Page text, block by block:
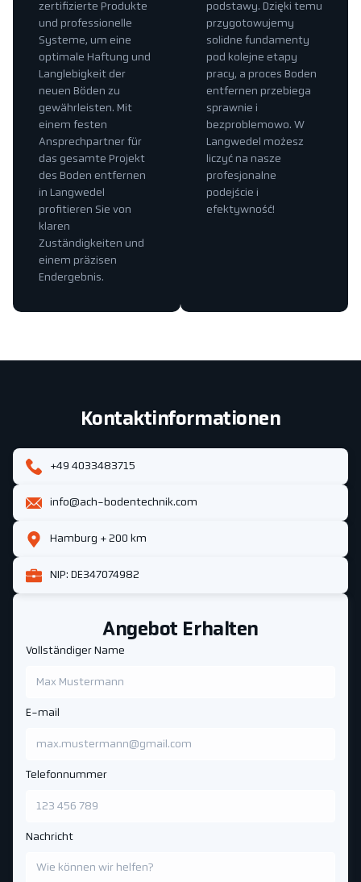
podstawy. Dzięki temu
przygotowujemy
solidne fundamenty
pod kolejne etapy
pracy, a proces Boden
entfernen przebiega
sprawnie i
bezproblemowo. W
Langwedel możesz
liczyć na nasze
profesjonalne
podejście i
efektywność!
zertifizierte Produkte
und professionelle
Systeme, um eine
optimale Haftung und
Langlebigkeit der
neuen Böden zu
gewährleisten. Mit
einem festen
Ansprechpartner für
das gesamte Projekt
des Boden entfernen
in Langwedel
profitieren Sie von
klaren
Zuständigkeiten und
einem präzisen
Endergebnis.
Angebot Erhalten
Vollständiger Name
E-mail
Telefonnummer
Nachricht
Kontaktinformationen
+49 4033483715
info@ach-bodentechnik.com
Hamburg + 200 km
NIP: DE347074982